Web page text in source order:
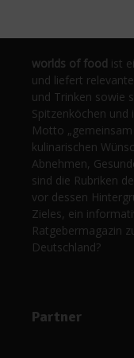
worlds of food ist
und liefert
und Trinken sowie
Spitzenköchen und
Motto
kulinarischen
Abnehmen,
sind die Rubriken
vor dessen
Zieles, ein
Ratgebermagazin
Deutschland?
Partner